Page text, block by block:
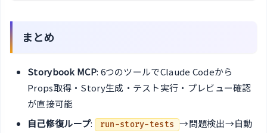
まとめ
Storybook MCP: 6つのツールでClaude Codeから
Props取得・Story生成・テスト実行・プレビュー確認
が直接可能
自己修復ループ: run-story-tests
→問題検出→自動